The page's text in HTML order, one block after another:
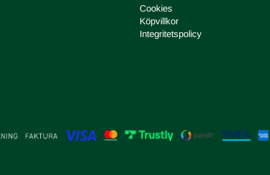
Cookies
Köpvillkor
Integritetspolicy